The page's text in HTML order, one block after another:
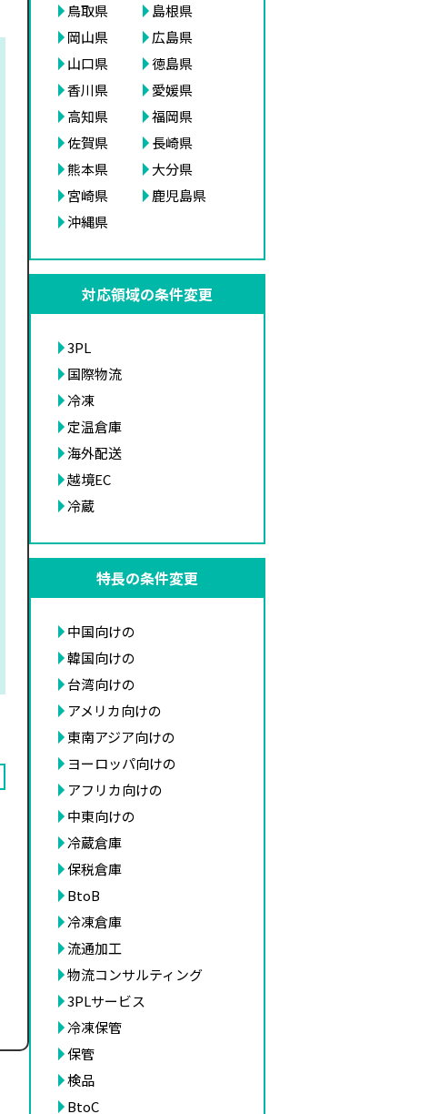
鳥取県
島根県
岡山県
広島県
山口県
徳島県
香川県
愛媛県
高知県
福岡県
佐賀県
長崎県
熊本県
大分県
宮崎県
鹿児島県
沖縄県
対応領域の条件変更
3PL
国際物流
冷凍
定温倉庫
海外配送
越境EC
冷蔵
特長の条件変更
中国向けの
韓国向けの
台湾向けの
アメリカ向けの
東南アジア向けの
ヨーロッパ向けの
アフリカ向けの
中東向けの
冷蔵倉庫
保税倉庫
BtoB
冷凍倉庫
流通加工
物流コンサルティング
3PLサービス
冷凍保管
保管
検品
BtoC